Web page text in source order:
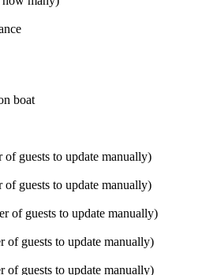
boat
guests to update manually)
guests to update manually)
of guests to update manually)
of guests to update manually)
of guests to update manually)